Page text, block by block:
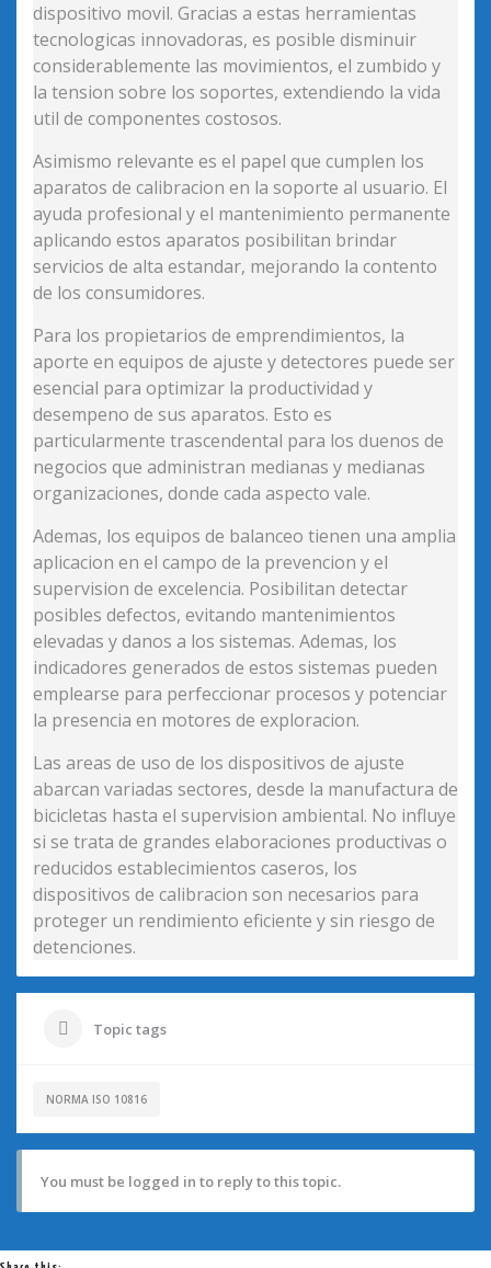
dispositivo movil. Gracias a estas herramientas
tecnologicas innovadoras, es posible disminuir
considerablemente las movimientos, el zumbido y
la tension sobre los soportes, extendiendo la vida
util de componentes costosos.
Asimismo relevante es el papel que cumplen los
aparatos de calibracion en la soporte al usuario. El
ayuda profesional y el mantenimiento permanente
aplicando estos aparatos posibilitan brindar
servicios de alta estandar, mejorando la contento
de los consumidores.
Para los propietarios de emprendimientos, la
aporte en equipos de ajuste y detectores puede ser
esencial para optimizar la productividad y
desempeno de sus aparatos. Esto es
particularmente trascendental para los duenos de
negocios que administran medianas y medianas
organizaciones, donde cada aspecto vale.
Ademas, los equipos de balanceo tienen una amplia
aplicacion en el campo de la prevencion y el
supervision de excelencia. Posibilitan detectar
posibles defectos, evitando mantenimientos
elevadas y danos a los sistemas. Ademas, los
indicadores generados de estos sistemas pueden
emplearse para perfeccionar procesos y potenciar
la presencia en motores de exploracion.
Las areas de uso de los dispositivos de ajuste
abarcan variadas sectores, desde la manufactura de
bicicletas hasta el supervision ambiental. No influye
si se trata de grandes elaboraciones productivas o
reducidos establecimientos caseros, los
dispositivos de calibracion son necesarios para
proteger un rendimiento eficiente y sin riesgo de
detenciones.
Topic tags
NORMA ISO 10816
You must be logged in to reply to this topic.